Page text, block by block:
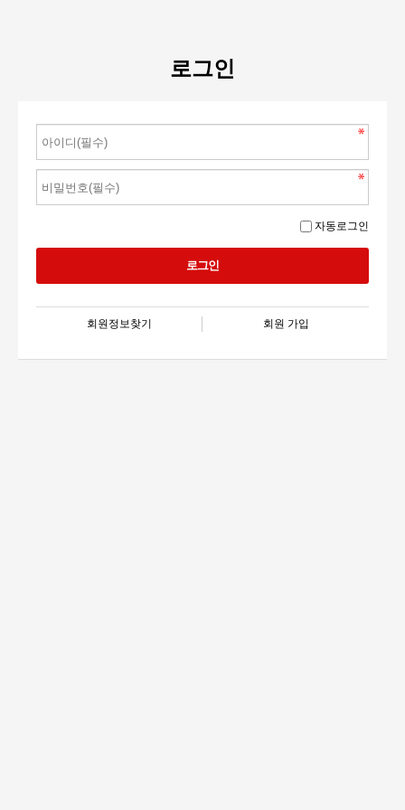
로그인
자동로그인
회원정보찾기 회원 가입